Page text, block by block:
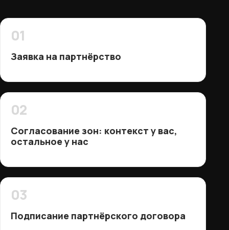
01
Заявка на партнёрство
02
Согласование зон: контекст у вас,
остальное у нас
03
Подписание партнёрского договора